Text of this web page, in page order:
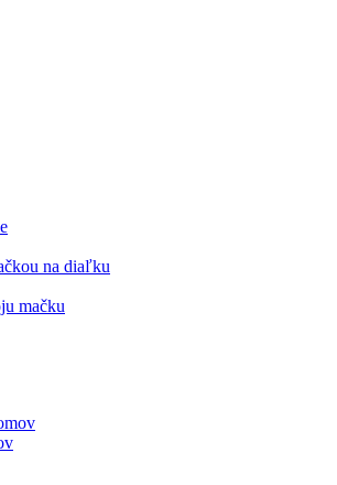
na diaľku
mačku